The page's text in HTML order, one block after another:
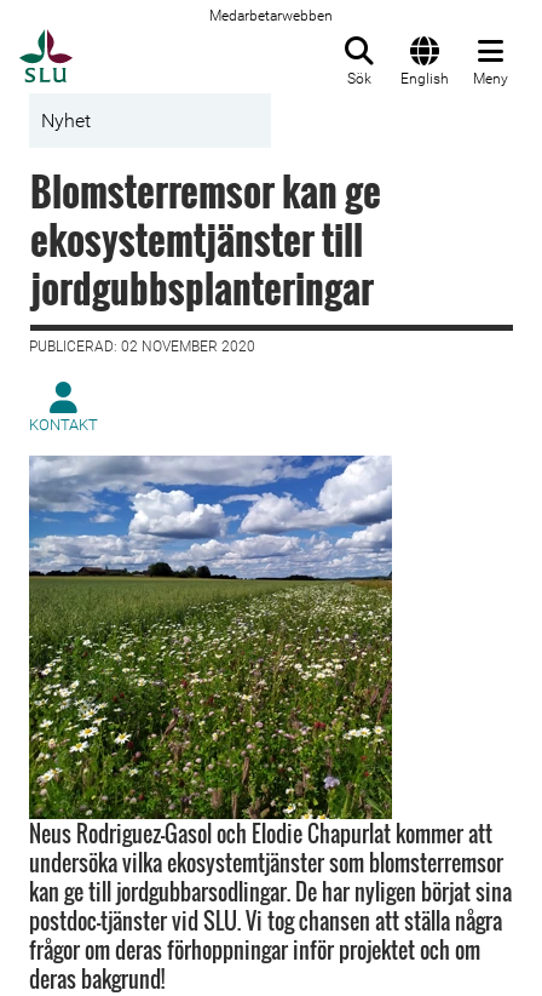
Medarbetarwebben
Sök English Meny
Nyhet
Blomsterremsor kan ge
ekosystemtjänster till
jordgubbsplanteringar
PUBLICERAD: 02 NOVEMBER 2020
KONTAKT
Neus Rodriguez-Gasol och Elodie Chapurlat kommer att
undersöka vilka ekosystemtjänster som blomsterremsor
kan ge till jordgubbarsodlingar. De har nyligen börjat sina
postdoc-tjänster vid SLU. Vi tog chansen att ställa några
frågor om deras förhoppningar inför projektet och om
deras bakgrund!